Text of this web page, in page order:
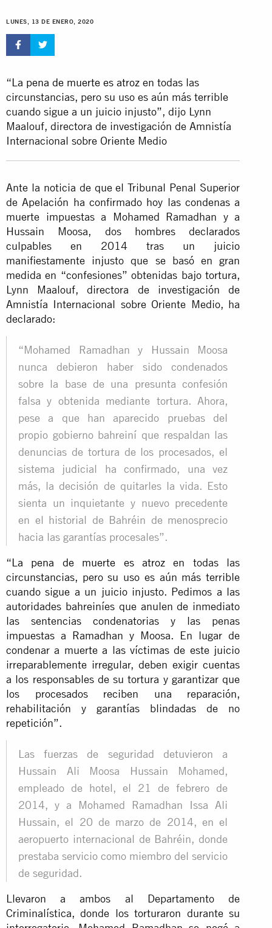
LUNES, 13 DE ENERO, 2020
“La pena de muerte es atroz en todas las
circunstancias, pero su uso es aún más terrible
cuando sigue a un juicio injusto”, dijo Lynn
Maalouf, directora de investigación de Amnistía
Internacional sobre Oriente Medio
Ante la noticia de que el Tribunal Penal Superior
de Apelación ha confirmado hoy las condenas a
muerte impuestas a Mohamed Ramadhan y a
Hussain Moosa, dos hombres declarados
culpables en 2014 tras un juicio
manifiestamente injusto que se basó en gran
medida en “confesiones” obtenidas bajo tortura,
Lynn Maalouf, directora de investigación de
Amnistía Internacional sobre Oriente Medio, ha
declarado:
“Mohamed Ramadhan y Hussain Moosa
nunca debieron haber sido condenados
sobre la base de una presunta confesión
falsa y obtenida mediante tortura. Ahora,
pese a que han aparecido pruebas del
propio gobierno bahreiní que respaldan las
denuncias de tortura de los procesados, el
sistema judicial ha confirmado, una vez
más, la decisión de quitarles la vida. Esto
sienta un inquietante y nuevo precedente
en el historial de Bahréin de menosprecio
hacia las garantías procesales”.
“La pena de muerte es atroz en todas las
circunstancias, pero su uso es aún más terrible
cuando sigue a un juicio injusto. Pedimos a las
autoridades bahreiníes que anulen de inmediato
las sentencias condenatorias y las penas
impuestas a Ramadhan y Moosa. En lugar de
condenar a muerte a las víctimas de este juicio
irreparablemente irregular, deben exigir cuentas
a los responsables de su tortura y garantizar que
los procesados reciben una reparación,
rehabilitación y garantías blindadas de no
repetición”.
Las fuerzas de seguridad detuvieron a
Hussain Ali Moosa Hussain Mohamed,
empleado de hotel, el 21 de febrero de
2014, y a Mohamed Ramadhan Issa Ali
Hussain, el 20 de marzo de 2014, en el
aeropuerto internacional de Bahréin, donde
prestaba servicio como miembro del servicio
de seguridad.
Llevaron a ambos al Departamento de
Criminalística, donde los torturaron durante su